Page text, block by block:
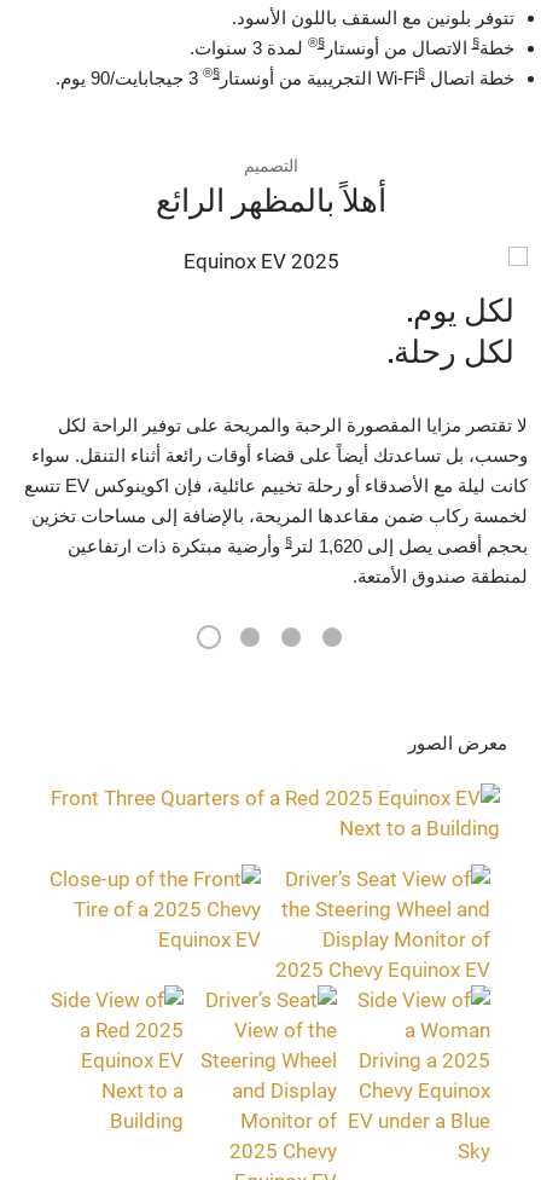
تتوفر بلونين مع السقف باللون الأسود.
خطة§الاتصال من أونستار§
®لمدة 3 سنوات.
خطة اتصال
Wi-Fi التجريبية من أونستار §
®3 جيجابايت/90 يوم.
التصميم
أهلاً بالمظهر الرائع
لكل يوم.
لكل رحلة.
لا تقتصر مزايا المقصورة الرحبة والمريحة على توفير الراحة لكل
وحسب، بل تساعدتك أيضاً على قضاء أوقات رائعة أثناء التنقل. سواء
كانت ليلة مع الأصدقاء أو رحلة تخييم عائلية، فإن اكوينوكس EV تتسع
لخمسة ركاب ضمن مقاعدها المريحة، بالإضافة إلى مساحات تخزين
بحجم أقصى يصل إلى 1,620 لتر
§ وأرضية مبتكرة ذات ارتفاعين
لمنطقة صندوق الأمتعة.
1
2
3
4
معرض الصور